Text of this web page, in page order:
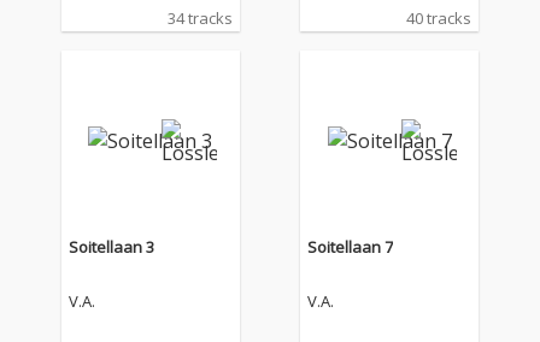
34 tracks 40 tracks
Soitellaan 3
V.A.
Soitellaan 7
V.A.